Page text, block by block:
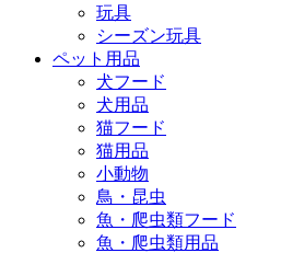
玩具
シーズン玩具
ペット用品
犬フード
犬用品
猫フード
猫用品
小動物
鳥・昆虫
魚・爬虫類フード
魚・爬虫類用品